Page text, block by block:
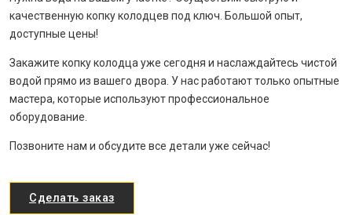
качественную копку колодцев под ключ. Большой опыт,
доступные цены!
Закажите копку колодца уже сегодня и наслаждайтесь чистой
водой прямо из вашего двора. У нас работают только опытные
мастера, которые используют профессиональное
оборудование.
Позвоните нам и обсудите все детали уже сейчас!
Сделать заказ